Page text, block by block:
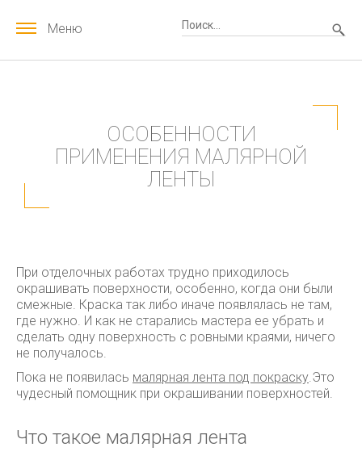
Меню
ОСОБЕННОСТИ
ПРИМЕНЕНИЯ МАЛЯРНОЙ
ЛЕНТЫ
При отделочных работах трудно приходилось
окрашивать поверхности, особенно, когда они были
смежные. Краска так либо иначе появлялась не там,
где нужно. И как не старались мастера ее убрать и
сделать одну поверхность с ровными краями, ничего
не получалось.
Пока не появилась малярная лента под покраску.Это
чудесный помощник при окрашивании поверхностей.
Что такое малярная лента